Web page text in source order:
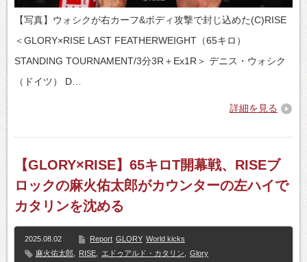
【写真】ウォシクが右カーフ&ボディ攻撃で封じ込めた(C)RISE
＜GLORY×RISE LAST FEATHERWEIGHT（65キロ）
STANDING TOURNAMENT/3分3R＋Ex1R＞ デニス・ウォシク
（ドイツ） D…
詳細を見る
【GLORY×RISE】65キロT開幕戦、RISEブ
ロックの麻火佑太郎がカウンターの左ハイで
カタリンを沈める
2025.08.02 Report GLORY World kicks
麻火佑太郎
RISE エドゥアルド・カタリン Glory